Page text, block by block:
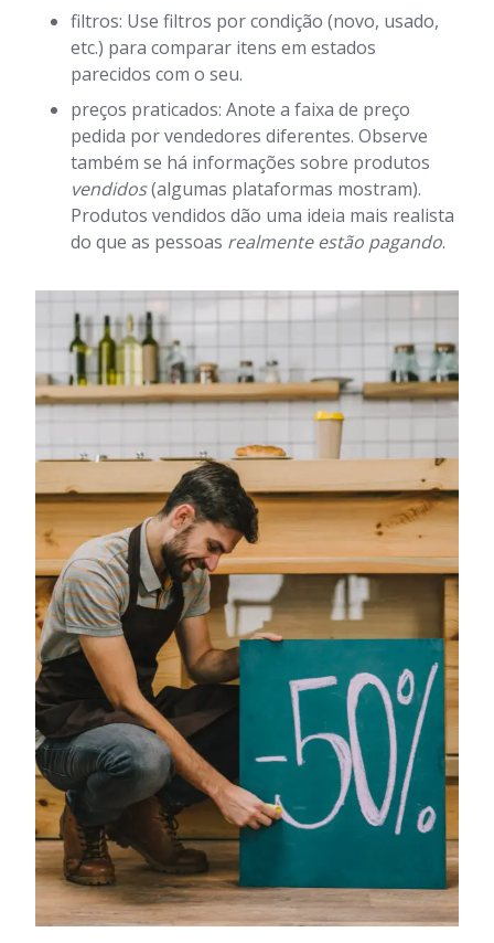
filtros: Use filtros por condição (novo, usado,
etc.) para comparar itens em estados
parecidos com o seu.
preços praticados: Anote a faixa de preço
pedida por vendedores diferentes. Observe
também se há informações sobre produtos
vendidos(algumas plataformas mostram).
Produtos vendidos dão uma ideia mais realista
do que as pessoas realmente estão pagando.